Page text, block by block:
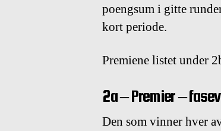
poengsum i gitte
kort periode.
Premiene listet under
2a – Premier –
Den som vinner hver